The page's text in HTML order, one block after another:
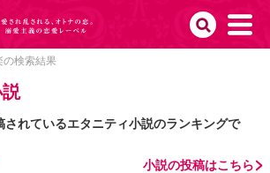
の検索結果
されているエタニティ小説のランキングで
小説の投稿はこちら